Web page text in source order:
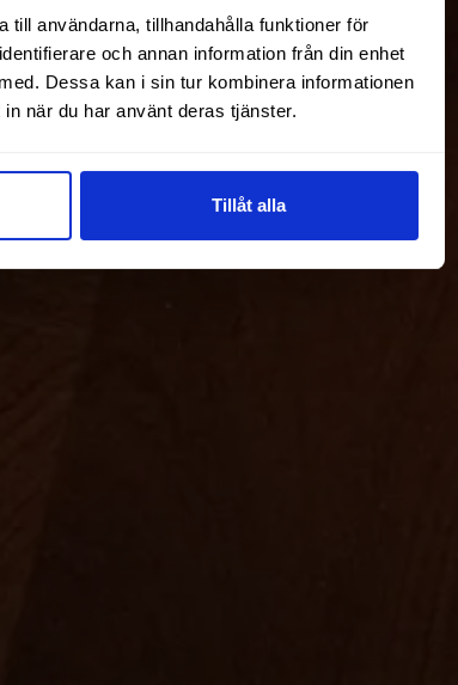
till användarna, tillhandahålla funktioner för
och annan information från din enhet
Dessa kan i sin tur kombinera informationen
när du har använt deras tjänster.
Tillåt alla